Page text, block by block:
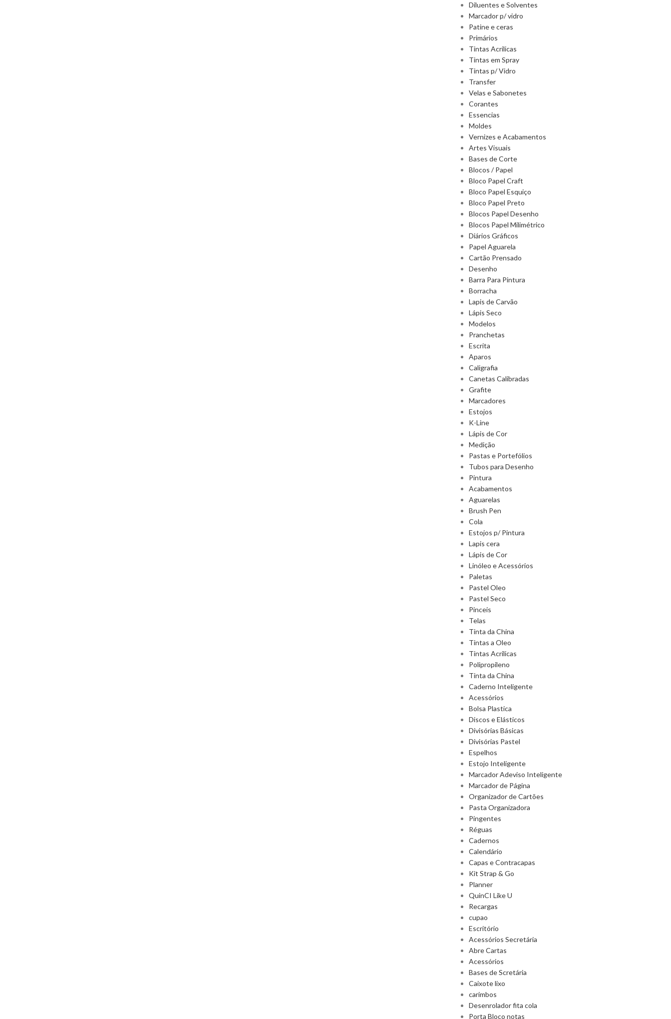
Diluentes e Solventes
Marcador p/ vidro
Patine e ceras
Primários
Tintas Acrilicas
Tintas em Spray
Tintas p/ Vidro
Transfer
Velas e Sabonetes
Corantes
Essencias
Moldes
Vernizes e Acabamentos
Artes Visuais
Bases de Corte
Blocos / Papel
Bloco Papel Craft
Bloco Papel Esquiço
Bloco Papel Preto
Blocos Papel Desenho
Blocos Papel Milimétrico
Diários Gráficos
Papel Aguarela
Cartão Prensado
Desenho
Barra Para Pintura
Borracha
Lapis de Carvão
Lápis Seco
Modelos
Pranchetas
Escrita
Aparos
Caligrafia
Canetas Calibradas
Grafite
Marcadores
Estojos
K-Line
Lápis de Cor
Medição
Pastas e Portefólios
Tubos para Desenho
Pintura
Acabamentos
Aguarelas
Brush Pen
Cola
Estojos p/ Pintura
Lapis cera
Lápis de Cor
Linóleo e Acessórios
Paletas
Pastel Oleo
Pastel Seco
Pinceis
Telas
Tinta da China
Tintas a Oleo
Tintas Acrilicas
Polipropileno
Tinta da China
Caderno Inteligente
Acessórios
Bolsa Plastica
Discos e Elásticos
Divisórias Básicas
Divisórias Pastel
Espelhos
Estojo Inteligente
Marcador Adeviso Inteligente
Marcador de Página
Organizador de Cartões
Pasta Organizadora
Pingentes
Réguas
Cadernos
Calendário
Capas e Contracapas
Kit Strap & Go
Planner
QuinCI Like U
Recargas
cupao
Escritório
Acessórios Secretária
Abre Cartas
Acessórios
Bases de Scretária
Caixote lixo
carimbos
Desenrolador fita cola
Porta Bloco notas